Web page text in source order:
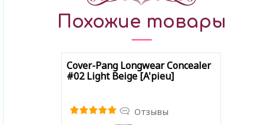
Похожие товары
Cover-Pang Longwear Concealer
#02 Light Beige [A'pieu]
Отзывы